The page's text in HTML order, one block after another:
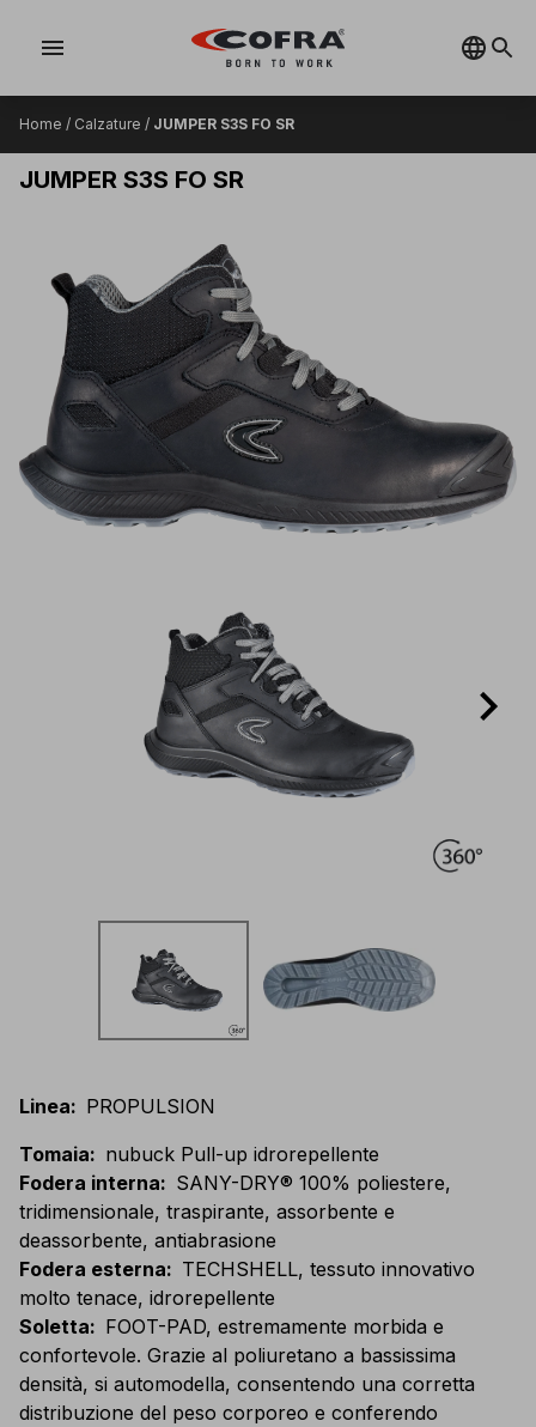
menu
Home / Calzature / JUMPER S3S FO SR
JUMPER S3S FO SR
Linea: PROPULSION
Tomaia: nubuck Pull-up idrorepellente
Fodera interna: SANY-DRY® 100% poliestere,
tridimensionale, traspirante, assorbente e
deassorbente, antiabrasione
Fodera esterna: TECHSHELL, tessuto innovativo
molto tenace, idrorepellente
Soletta: FOOT-PAD, estremamente morbida e
confortevole. Grazie al poliuretano a bassissima
densità, si automodella, consentendo una corretta
distribuzione del peso corporeo e conferendo